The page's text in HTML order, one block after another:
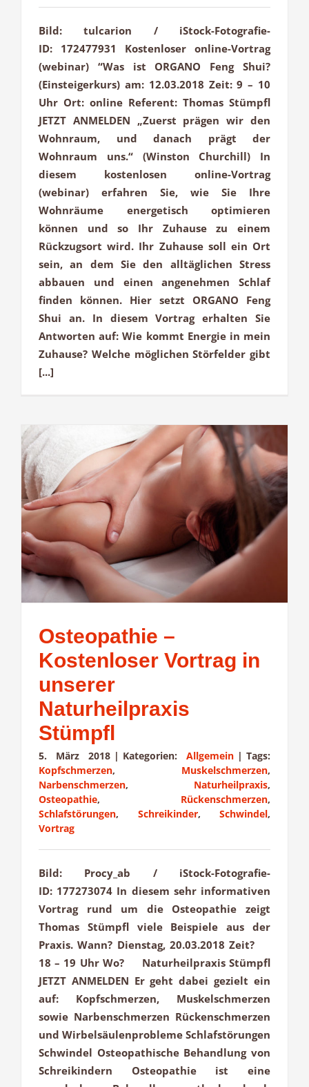
Bild: tulcarion / iStock-Fotografie-
ID: 172477931 Kostenloser online-Vortrag
(webinar) “Was ist ORGANO Feng Shui?
(Einsteigerkurs) am: 12.03.2018 Zeit: 9 – 10
Uhr Ort: online Referent: Thomas Stümpfl
JETZT ANMELDEN „Zuerst prägen wir den
Wohnraum, und danach prägt der
Wohnraum uns.“ (Winston Churchill) In
diesem kostenlosen online-Vortrag
(webinar) erfahren Sie, wie Sie Ihre
Wohnräume energetisch optimieren
können und so Ihr Zuhause zu einem
Rückzugsort wird. Ihr Zuhause soll ein Ort
sein, an dem Sie den alltäglichen Stress
abbauen und einen angenehmen Schlaf
finden können. Hier setzt ORGANO Feng
Shui an. In diesem Vortrag erhalten Sie
Antworten auf: Wie kommt Energie in mein
Zuhause? Welche möglichen Störfelder gibt
[...]
Osteopathie –
Kostenloser Vortrag in
unserer
Naturheilpraxis
Stümpfl
5. März 2018 | Kategorien: Allgemein | Tags:
Kopfschmerzen, Muskelschmerzen,
Narbenschmerzen, Naturheilpraxis,
Osteopathie, Rückenschmerzen,
Schlafstörungen, Schreikinder, Schwindel,
Vortrag
Bild: Procy_ab / iStock-Fotografie-
ID: 177273074 In diesem sehr informativen
Vortrag rund um die Osteopathie zeigt
Thomas Stümpfl viele Beispiele aus der
Praxis. Wann? Dienstag, 20.03.2018 Zeit?
18 – 19 Uhr Wo? Naturheilpraxis Stümpfl
JETZT ANMELDEN Er geht dabei gezielt ein
auf: Kopfschmerzen, Muskelschmerzen
sowie Narbenschmerzen Rückenschmerzen
und Wirbelsäulenprobleme Schlafstörungen
Schwindel Osteopathische Behandlung von
Schreikindern Osteopathie ist eine